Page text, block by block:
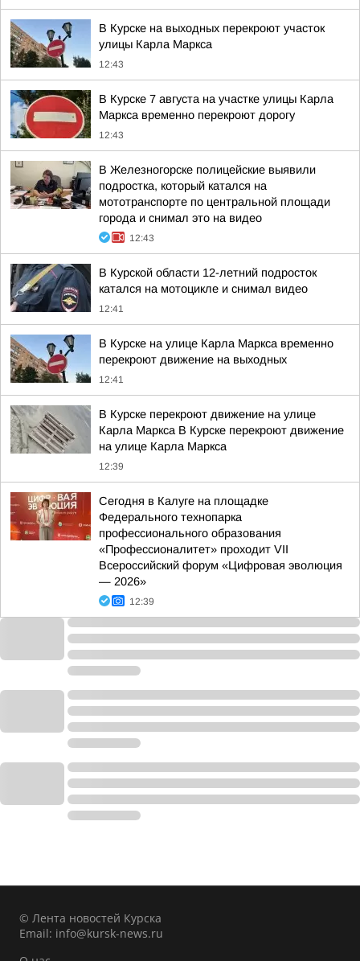
В Курске на выходных перекроют участок
улицы Карла Маркса
12:43
В Курске 7 августа на участке улицы Карла
Маркса временно перекроют дорогу
12:43
В Железногорске полицейские выявили
подростка, который катался на
мототранспорте по центральной площади
города и снимал это на видео
12:43
В Курской области 12-летний подросток
катался на мотоцикле и снимал видео
12:41
В Курске на улице Карла Маркса временно
перекроют движение на выходных
12:41
В Курске перекроют движение на улице
Карла Маркса В Курске перекроют движение
на улице Карла Маркса
12:39
Сегодня в Калуге на площадке
Федерального технопарка
профессионального образования
«Профессионалитет» проходит VII
Всероссийский форум «Цифровая эволюция
— 2026»
12:39
© Лента новостей Курска
Email: info@kursk-news.ru